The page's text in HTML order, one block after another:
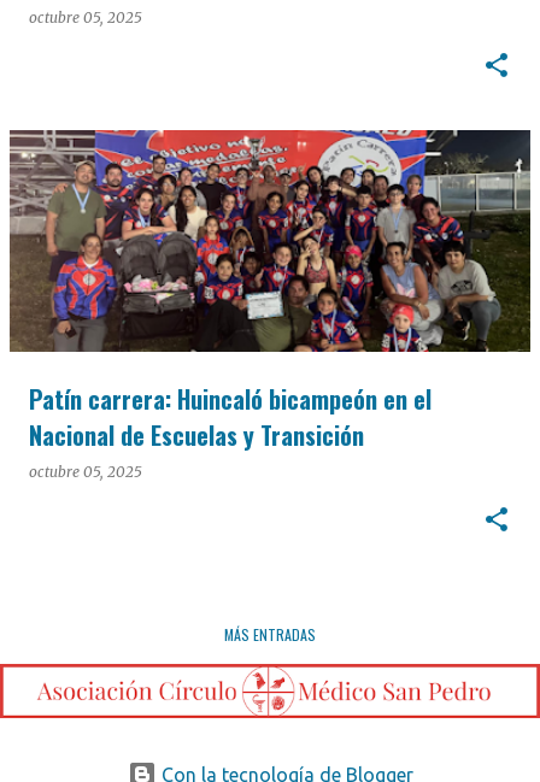
octubre 05, 2025
Patín carrera: Huincaló bicampeón en el
Nacional de Escuelas y Transición
octubre 05, 2025
MÁS ENTRADAS
Con la tecnología de Blogger